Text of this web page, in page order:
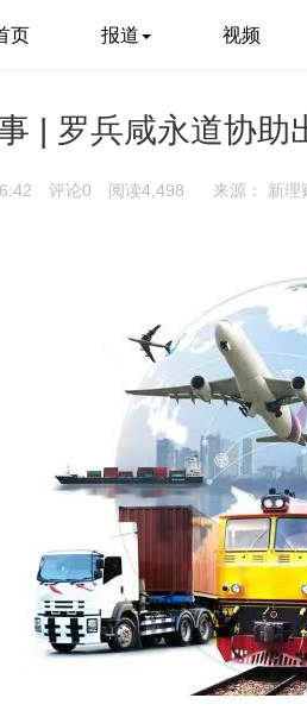
页 报道 视频
| 罗兵咸永道协助
评论0 阅读4,498 来源： 新理